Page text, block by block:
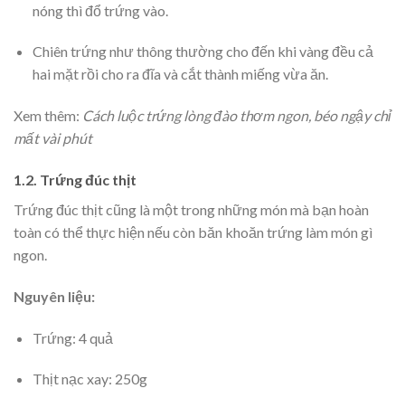
nóng thì đổ trứng vào.
Chiên trứng như thông thường cho đến khi vàng đều cả
hai mặt rồi cho ra đĩa và cắt thành miếng vừa ăn.
Xem thêm: Cách luộc trứng lòng đào thơm ngon, béo ngậy chỉ
mất vài phút
1.2. Trứng đúc thịt
Trứng đúc thịt cũng là một trong những món mà bạn hoàn
toàn có thể thực hiện nếu còn băn khoăn trứng làm món gì
ngon.
Nguyên liệu:
Trứng: 4 quả
Thịt nạc xay: 250g